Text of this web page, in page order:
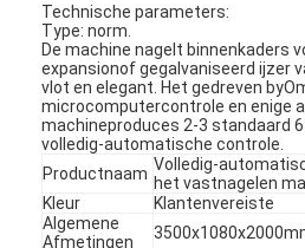
Technische parameters:
Type: norm.
De machine nagelt binnenkaders
expansionof gegalvaniseerd ijzer
vlot en elegant. Het gedreven
microcomputercontrole en enige
machineproduces 2-3 standaard
volledig-automatische controle.
Productnaam Volledig-
het vastnagelen
Kleur
Klantenvereiste
Algemene
Afmetingen